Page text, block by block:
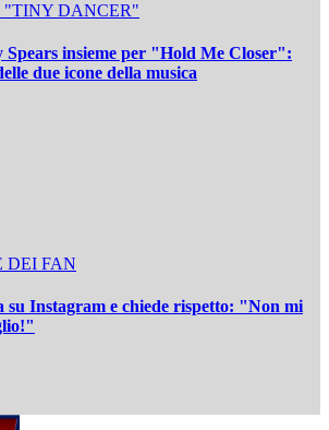
DANCER"
insieme per "Hold Me Closer":
due icone della musica
DEI FAN
su Instagram e chiede rispetto: "Non mi